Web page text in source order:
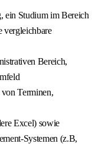
ein Studium im Bereich
vergleichbare
Bereich,
Terminen,
Excel) sowie
Systemen (z.B,